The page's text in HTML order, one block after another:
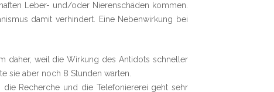
Leber- und/oder Nierenschäden kommen.
damit verhindert. Eine Nebenwirkung bei
daher, weil die Wirkung des Antidots schneller
sie aber noch 8 Stunden warten.
Recherche und die Telefoniererei geht sehr